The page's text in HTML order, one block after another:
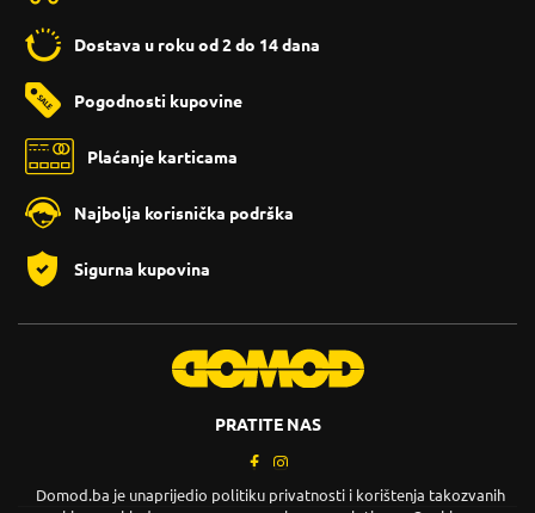
Dostava u roku od 2 do 14 dana
Pogodnosti kupovine
Plaćanje karticama
Najbolja korisnička podrška
Sigurna kupovina
PRATITE NAS
Domod.ba je unaprijedio politiku privatnosti i korištenja takozvanih